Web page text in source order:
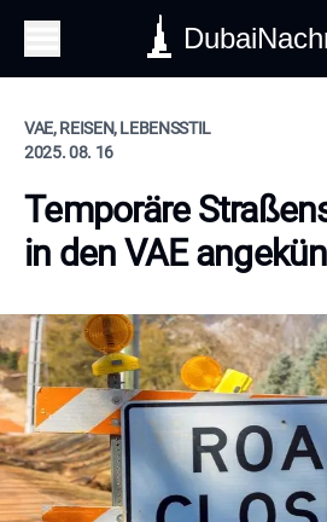
VAE, REISEN, LEBENSSTIL
2025. 08. 16
Temporäre
in den VAE